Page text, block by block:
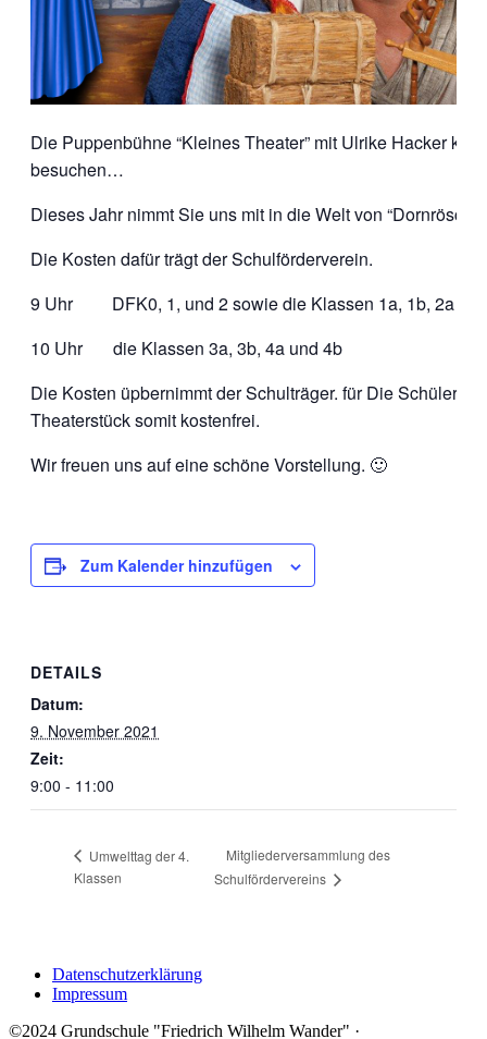
Die Puppenbühne “Kleines Theater” mit Ulrike Hacker
besuchen…
Dieses Jahr nimmt Sie uns mit in die Welt von
Die Kosten dafür trägt der Schulförderverein.
9 Uhr DFK0, 1, und 2 sowie die Klassen 1a, 1b, 2a
10 Uhr die Klassen 3a, 3b, 4a und 4b
Die Kosten üpbernimmt der Schulträger. für Die Schüler
Theaterstück somit kostenfrei.
Wir freuen uns auf eine schöne Vorstellung. 🙂
Zum Kalender hinzufügen
DETAILS
Datum:
9. November 2021
Zeit:
9:00 - 11:00
Umwelttag der 4.
Klassen
Mitgliederversammlung des
Schulfördervereins
Datenschutzerklärung
Impressum
©2024 Grundschule "Friedrich Wilhelm Wander" ·